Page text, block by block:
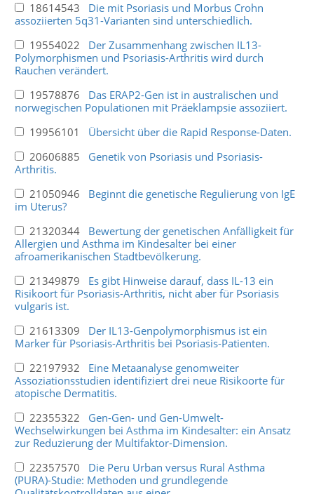
18614543 Die mit Psoriasis und Morbus Crohn
assoziierten 5q31-Varianten sind unterschiedlich.
19554022 Der Zusammenhang zwischen IL13-
Polymorphismen und Psoriasis-Arthritis wird durch
Rauchen verändert.
19578876 Das ERAP2-Gen ist in australischen und
norwegischen Populationen mit Präeklampsie assoziiert.
19956101 Übersicht über die Rapid Response-Daten.
20606885 Genetik von Psoriasis und Psoriasis-
Arthritis.
21050946 Beginnt die genetische Regulierung von IgE
im Uterus?
21320344 Bewertung der genetischen Anfälligkeit für
Allergien und Asthma im Kindesalter bei einer
afroamerikanischen Stadtbevölkerung.
21349879 Es gibt Hinweise darauf, dass IL-13 ein
Risikoort für Psoriasis-Arthritis, nicht aber für Psoriasis
vulgaris ist.
21613309 Der IL13-Genpolymorphismus ist ein
Marker für Psoriasis-Arthritis bei Psoriasis-Patienten.
22197932 Eine Metaanalyse genomweiter
Assoziationsstudien identifiziert drei neue Risikoorte für
atopische Dermatitis.
22355322 Gen-Gen- und Gen-Umwelt-
Wechselwirkungen bei Asthma im Kindesalter: ein Ansatz
zur Reduzierung der Multifaktor-Dimension.
22357570 Die Peru Urban versus Rural Asthma
(PURA)-Studie: Methoden und grundlegende